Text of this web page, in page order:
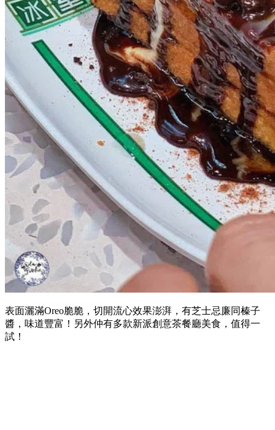
表面灑滿Oreo脆脆，切開流心效果澎湃，有芝士忌廉同榛子
醬，味道豐富！另外仲有多款新派創意茶餐廳美食，值得一
試！